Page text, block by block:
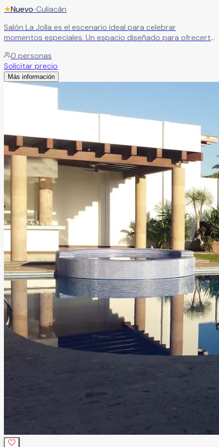
★Nuevo•Culiacán
Salón La Jolla es el escenario ideal para celebrar
momentos especiales. Un espacio diseñado para ofrecerte
experiencia inolvidable. Con instalaciones y servicios de
primer nivel, aquí solo tendrás que preocuparte por
disfrutar, mientras cada detalle es cuidado para que tu
celebración sea perfecta.
0 personas
Solicitar precio
Más información